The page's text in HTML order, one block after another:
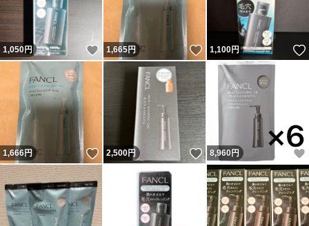
1,050円 いいね！
1,665円 いいね！
1,100円
1,666円 いいね！
2,500円 いいね！
8,960円